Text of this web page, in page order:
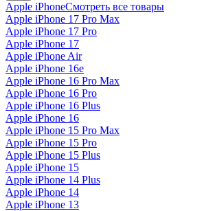
Apple iPhoneСмотреть все товары
Apple iPhone 17 Pro Max
Apple iPhone 17 Pro
Apple iPhone 17
Apple iPhone Air
Apple iPhone 16e
Apple iPhone 16 Pro Max
Apple iPhone 16 Pro
Apple iPhone 16 Plus
Apple iPhone 16
Apple iPhone 15 Pro Max
Apple iPhone 15 Pro
Apple iPhone 15 Plus
Apple iPhone 15
Apple iPhone 14 Plus
Apple iPhone 14
Apple iPhone 13